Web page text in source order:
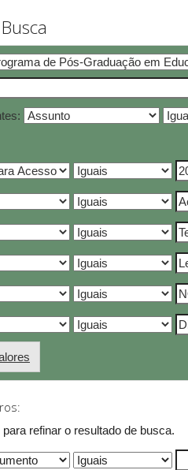
refinar o resultado de busca.